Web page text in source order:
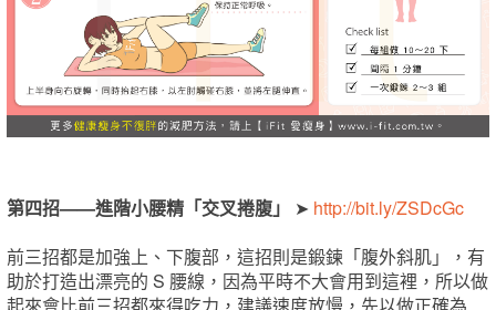
第四招——進階小腰精「交叉捲腹」 ➤ http://bit.ly/ZSDcGc
前三招都是加強上、下腹部，這招則是鍛鍊「腹外斜肌」，有
助於打造出漂亮的 S 腰線，因為平時不大會用到這裡，所以做